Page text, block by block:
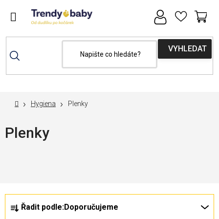
MAXI-COSI týden se slevou 15% s kódem
"maxicosi15"
DomůHygiena Plenky
Plenky
Řadit podle:Doporučujeme